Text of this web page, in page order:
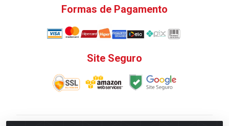
Formas de Pagamento
Site Seguro